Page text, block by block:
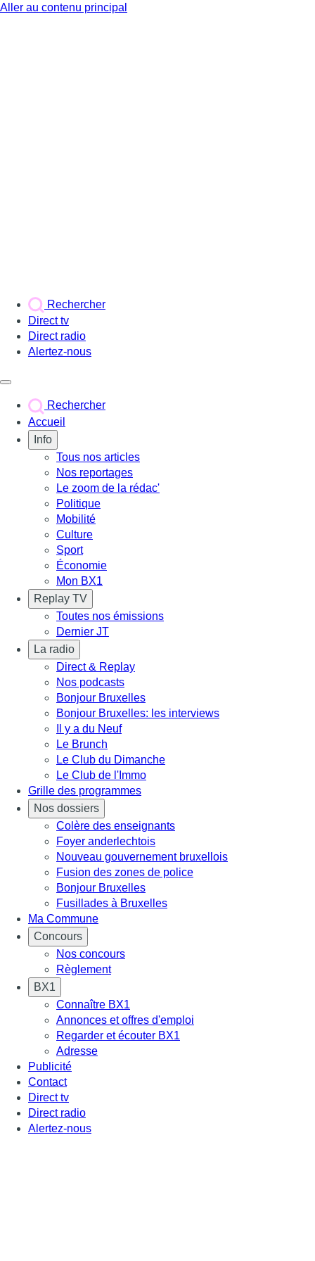
Aller au contenu principal
Rechercher
Direct tv
Direct radio
Alertez-nous
Rechercher
Accueil
Info
Tous nos articles
Nos reportages
Le zoom de la rédac'
Politique
Mobilité
Culture
Sport
Économie
Mon BX1
Replay TV
Toutes nos émissions
Dernier JT
La radio
Direct & Replay
Nos podcasts
Bonjour Bruxelles
Bonjour Bruxelles: les interviews
Il y a du Neuf
Le Brunch
Le Club du Dimanche
Le Club de l'Immo
Grille des programmes
Nos dossiers
Colère des enseignants
Foyer anderlechtois
Nouveau gouvernement bruxellois
Fusion des zones de police
Bonjour Bruxelles
Fusillades à Bruxelles
Ma Commune
Concours
Nos concours
Règlement
BX1
Connaître BX1
Annonces et offres d'emploi
Regarder et écouter BX1
Adresse
Publicité
Contact
Direct tv
Direct radio
Alertez-nous